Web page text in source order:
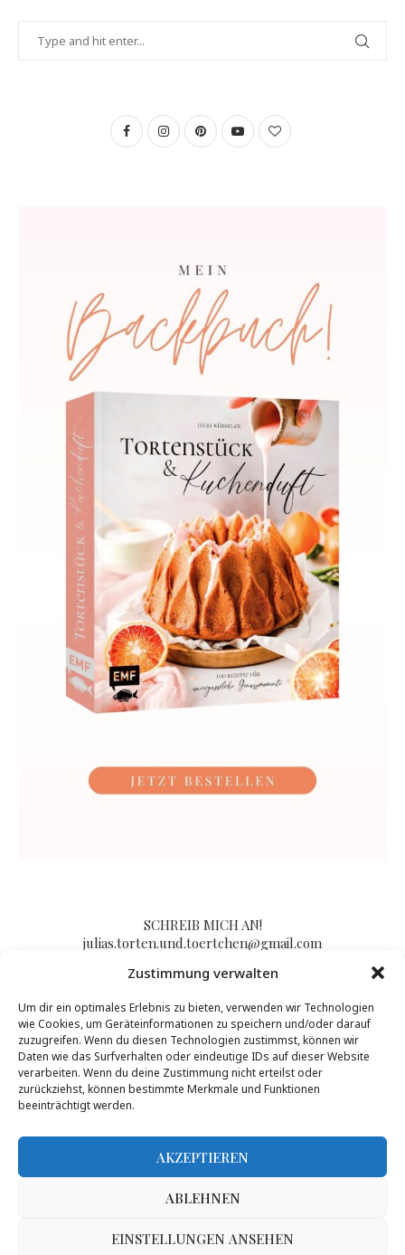
Zustimmung verwalten
Um dir ein optimales Erlebnis zu bieten, verwenden wir Technologien
wie Cookies, um Geräteinformationen zu speichern und/oder darauf
zuzugreifen. Wenn du diesen Technologien zustimmst, können wir
Daten wie das Surfverhalten oder eindeutige IDs auf dieser Website
verarbeiten. Wenn du deine Zustimmung nicht erteilst oder
zurückziehst, können bestimmte Merkmale und Funktionen
beeinträchtigt werden.
AKZEPTIEREN
ABLEHNEN
EINSTELLUNGEN ANSEHEN
SCHREIB MICH AN!
julias.torten.und.toertchen@gmail.com
Impressum/Kontakt & Datenschutzerklärung
Inhalte dieser Seite dürfen von Dritten nur nach Genehmigung durch Julias
@2017 - PenciDesign. All Right Reserved. Designed and Developed by
PenciDesign